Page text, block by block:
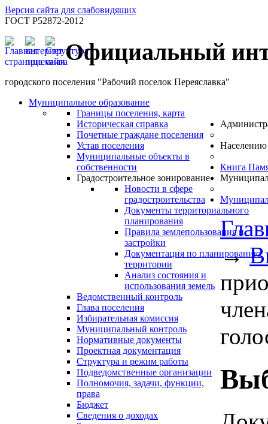
Версия сайта для слабовидящих
ГОСТ Р52872-2012
Официальный
городского поселения "Рабочий поселок Переяславка"
Муниципальное образование
Границы поселения, карта
Историческая справка
Почетные граждане поселения
Устав поселения
Муниципальные объекты в
собственности
Градостроительное зонирование
Новости в сфере
градостроительства
Документы территориального
планирования
Правила землепользования и
застройки
Документация по планированию
территории
Анализ состояния и
использования земель
Ведомственный контроль
Глава поселения
Избирательная комиссия
Муниципальный контроль
Нормативные документы
Проектная документация
Структура и режим работы
Подведомственные организации
Полномочия, задачи, функции,
права
Бюджет
Сведения о доходах
Населению
Книга
→